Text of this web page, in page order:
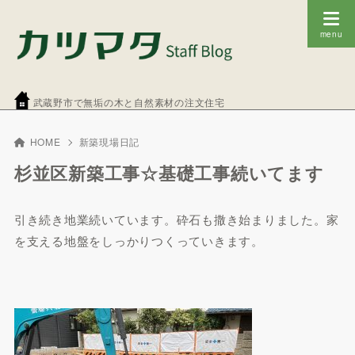
武蔵野市で無垢の木と自然素材の注文住宅
HOME 新築現場日記
杉並区新築工事☆基礎工事続いてます
引き続き地業続いています。砕石も撒き始まりました。家
を支える地盤をしっかりつくっていきます。